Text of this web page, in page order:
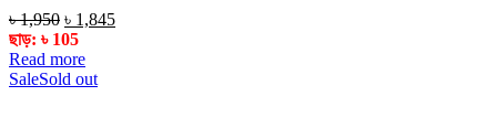
৳1,950 Original
price
was:
৳ 1,950.
৳ 1,845Current
ছাড়: ৳ 105
Read more
SaleSold out